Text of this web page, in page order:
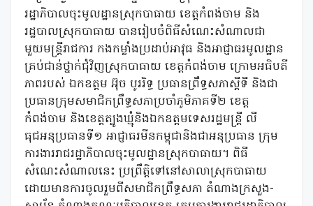
រដ្ឋាភិបាលចុះមូលដ្ឋានស្រុកបាធាយ ខេត្តកំពង់ចាម និង
រដ្ឋបាលស្រុកបាធាយ បានរៀបចំពិធីសំណេះសំណាលជា
មួយមន្រ្តីរាជការ កងកម្លាំងប្រដាប់អាវុធ និងអាជ្ញាធរមូលដ្ឋាន
គ្រប់ជាន់ថ្នាក់ជុំវិញស្រុកបាធាយ ខេត្តកំពង់ចាម ក្រោមអធិបតី
ភាពរបស់ ឯកឧត្តម អ៊ុច បូររិទ្ធ ប្រធានព្រឹទ្ធសភាស្តីទី និងជា
ប្រធានក្រុមសមាជិកព្រឹទ្ធសភាប្រចាំភូមិភាគទី២ ខេត្ត
កំពង់ចាម និងខេត្តត្បូងឃ្មុំនិងឯកឧត្តមទេសរដ្ឋមន្រ្តី លី
ធុជអនុប្រធានទី១ អាជ្ញាធរមីនកម្ពុជានិងជាអនុប្រធាន ក្រុម
ការងាររាជរដ្ឋាភិបាលចុះមូលដ្ឋានស្រុកបាធាយ។ ពិធី
សំណេះសំណាលនេះ ប្រព្រឹត្តិទៅនៅសាលាស្រុកបាធាយ
ដោយមានការចូលរួមពីសមាជិកព្រឹទ្ធសភា តំណាងក្រសួង-